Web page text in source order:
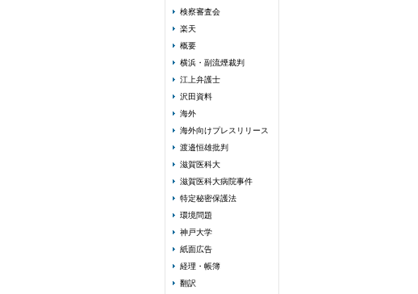
検察審査会
楽天
概要
横浜・副流煙裁判
江上弁護士
沢田資料
海外
海外向けプレスリリース
渡邉恒雄批判
滋賀医科大
滋賀医科大病院事件
特定秘密保護法
環境問題
神戸大学
紙面広告
経理・帳簿
翻訳